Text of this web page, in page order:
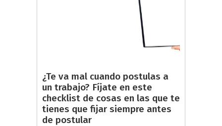
¿Te va mal cuando postulas a
un trabajo? Fíjate en este
checklist de cosas en las que te
tienes que fijar siempre antes
de postular